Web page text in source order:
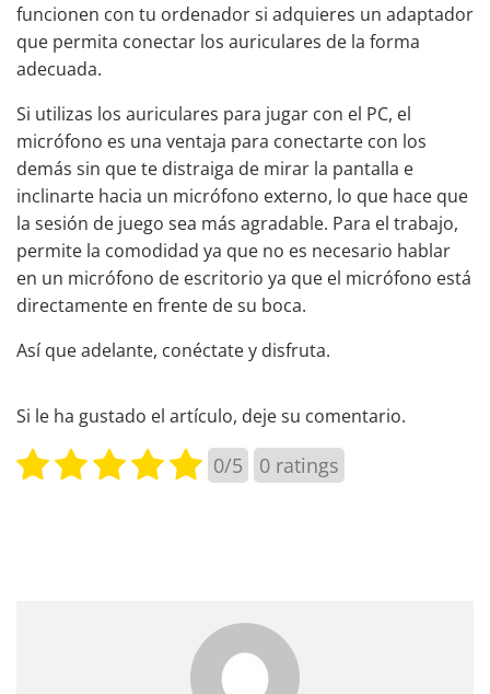
funcionen con tu ordenador si adquieres un adaptador
que permita conectar los auriculares de la forma
adecuada.
Si utilizas los auriculares para jugar con el PC, el
micrófono es una ventaja para conectarte con los
demás sin que te distraiga de mirar la pantalla e
inclinarte hacia un micrófono externo, lo que hace que
la sesión de juego sea más agradable. Para el trabajo,
permite la comodidad ya que no es necesario hablar
en un micrófono de escritorio ya que el micrófono está
directamente en frente de su boca.
Así que adelante, conéctate y disfruta.
Si le ha gustado el artículo, deje su comentario.
0/5 0 ratings